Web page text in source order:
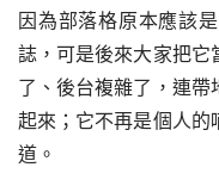
因為部落格原本應該
誌，可是後來大家把它
了、後台複雜了，連
起來；它不再是個人
道。